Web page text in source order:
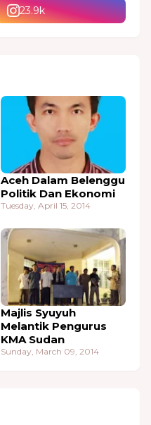
23.9k
Aceh Dalam Belenggu
Politik Dan Ekonomi
Tuesday, April 15, 2014
Majlis Syuyuh
Melantik Pengurus
KMA Sudan
Sunday, March 09, 2014